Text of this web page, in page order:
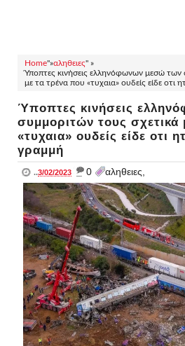
Home"»αληθειες" »
Ύποπτες κινήσεις ελληνόφωνων μεσώ των
με τα τρένα που «τυχαια» ουδείς είδε οτι
Ύποπτες κινήσεις
συμμοριτών τους σχετικά
«τυχαια» ουδείς είδε οτι
γραμμή
..3/02/2023 _ 0 αληθειες,